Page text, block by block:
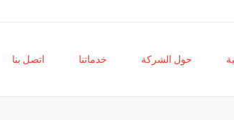
حول الشركة خدماتنا اتصل بنا